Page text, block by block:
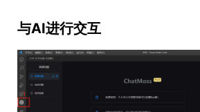
与AI进行交互